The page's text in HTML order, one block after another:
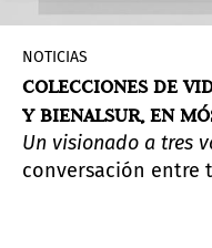
NOTICIAS
COLECCIONES DE
Y BIENALSUR, EN
Un visionado a tres
conversación entre